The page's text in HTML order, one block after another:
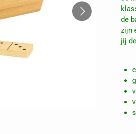
de
zijn
jij